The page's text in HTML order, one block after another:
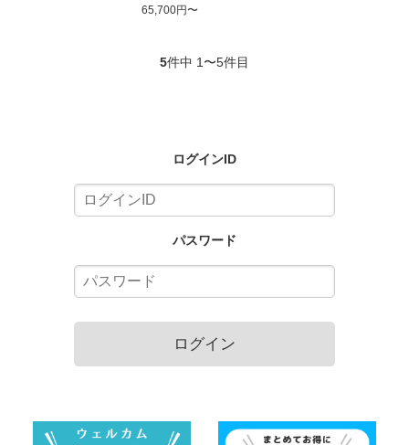
MCP31LB E-33H US-2002/5025 - レ
65,700円〜
5件中 1〜5件目
ログインID
パスワード
ログイン